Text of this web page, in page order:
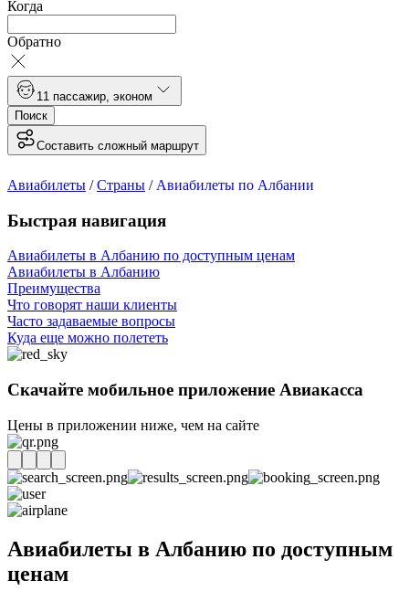
Когда
Обратно
1 1 пассажир эконом
Поиск
Составить сложный маршрут
Авиабилеты /Страны / Авиабилеты по Албании
Быстрая навигация
Авиабилеты в Албанию по доступным ценам
Авиабилеты в Албанию
Преимущества
Что говорят наши клиенты
Часто задаваемые вопросы
Куда еще можно полететь
Скачайте мобильное приложение Авиакасса
Цены в приложении ниже, чем на сайте
Авиабилеты в Албанию по доступным
ценам